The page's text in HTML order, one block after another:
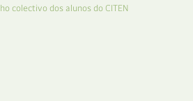
colectivo dos alunos do CITEN